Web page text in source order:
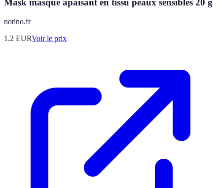
Mask masque apaisant en tissu peaux sensibles 20 g
notino.fr
1.2 EURVoir le prix